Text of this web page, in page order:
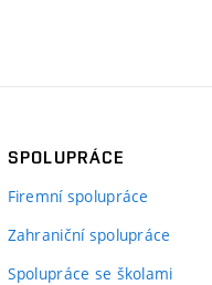
SPOLUPRÁCE
Firemní spolupráce
Zahraniční spolupráce
Spolupráce se školami